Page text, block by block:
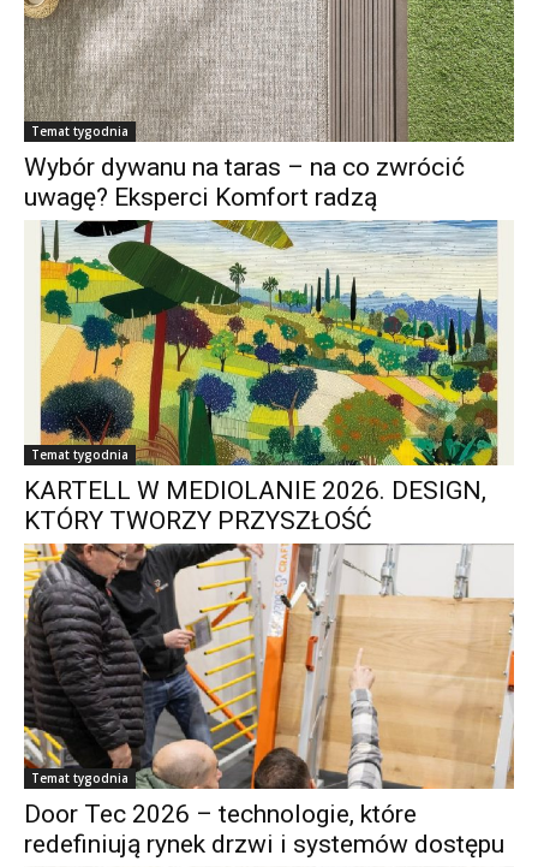
Temat tygodnia
Wybór dywanu na taras – na co zwrócić
uwagę? Eksperci Komfort radzą
Temat tygodnia
KARTELL W MEDIOLANIE 2026. DESIGN,
KTÓRY TWORZY PRZYSZŁOŚĆ
Temat tygodnia
Door Tec 2026 – technologie, które
redefiniują rynek drzwi i systemów dostępu